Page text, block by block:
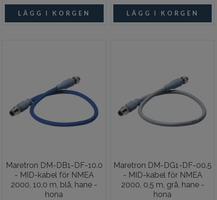
Maretron DM-DB1-DF-10.0
- MID-kabel för NMEA
2000, 10,0 m, blå, hane -
hona
Maretron DM-DG1-DF-00.5
- MID-kabel för NMEA
2000, 0,5 m, grå, hane -
hona